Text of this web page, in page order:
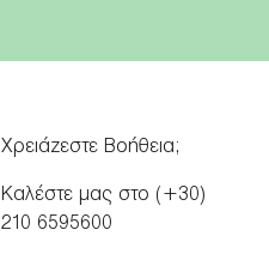
Χρειάζεστε Βοήθεια;
Καλέστε μας στο (+30)
210 6595600